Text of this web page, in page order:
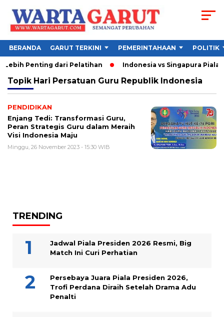
BERANDA GARUT TERKINI PEMERINTAHAAN POLITIK
Lebih Penting dari Pelatihan Indonesia vs Singapura Piala
Topik Hari Persatuan Guru Republik Indonesia
PENDIDIKAN
Enjang Tedi: Transformasi Guru,
Peran Strategis Guru dalam Meraih
Visi Indonesia Maju
Minggu, 26 November 2023 - 15:30 WIB
TRENDING
Jadwal Piala Presiden 2026 Resmi, Big
Match Ini Curi Perhatian
Persebaya Juara Piala Presiden 2026,
Trofi Perdana Diraih Setelah Drama Adu
Penalti